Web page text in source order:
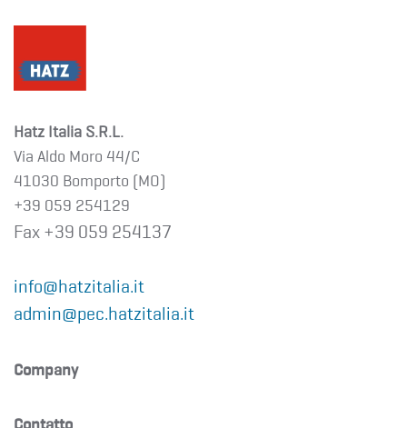
Hatz Italia S.R.L.
Via Aldo Moro 44/C
41030 Bomporto (MO)
+39 059 254129
Fax +39 059 254137
info@hatzitalia.it
admin@pec.hatzitalia.it
Company
Contatto